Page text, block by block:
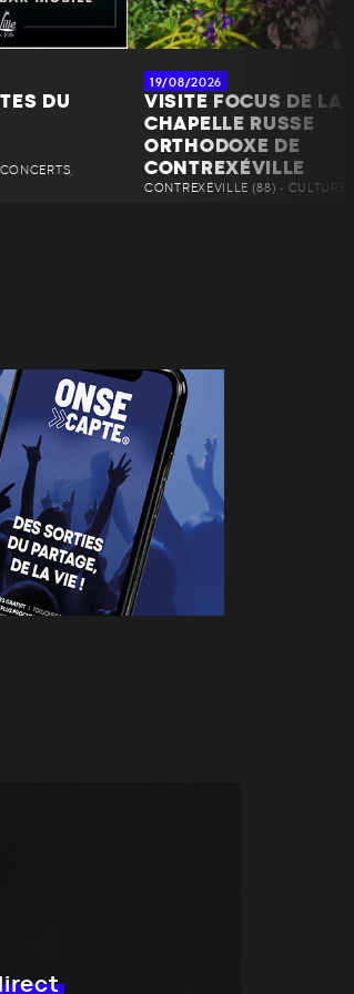
DU
19/08/2026
VISITE FOCUS DE LA
CHAPELLE RUSSE
ORTHODOXE DE
CONTREXÉVILLE
CONTREXÉVILLE (88) • CULTURE